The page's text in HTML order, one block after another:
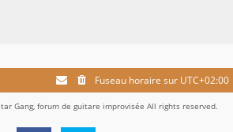
Fuseau horaire sur UTC+02:00
Gang, forum de guitare improvisée All rights reserved.